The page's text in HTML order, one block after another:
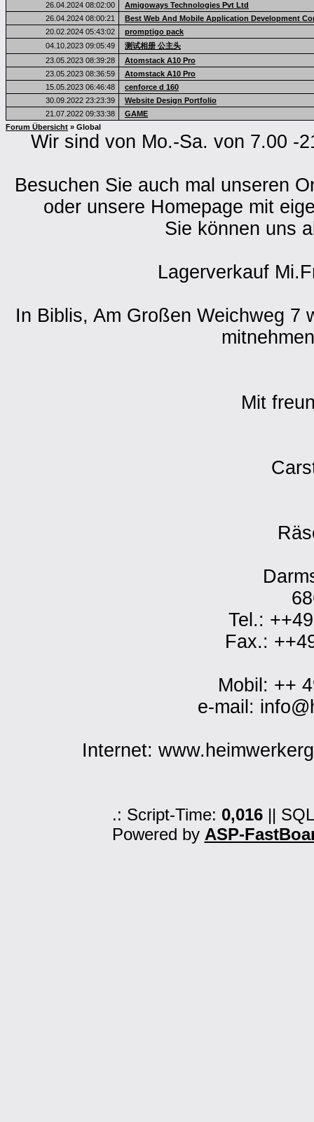
26.04.2024 08:02:00
Amigoways Technologies Pvt Ltd
26.04.2024 08:00:21
Best Web And Mobile Application Development
20.02.2024 05:43:02
promptigo pack
04.10.2023 09:05:49
测试相册 公主头
23.05.2023 08:39:28
Atomstack A10 Pro
23.05.2023 08:36:59
Atomstack A10 Pro
15.05.2023 06:46:48
cenforce d 160
30.09.2022 23:23:39
Website Design Portfolio
21.07.2022 09:33:38
GAME
Forum Übersicht » Global
Wir sind von Mo.-Sa. von 7.00 -
Besuchen Sie auch mal unseren
oder unsere Homepage mit
Sie können uns
Lagerverkauf
In Biblis, Am Großen Weichweg 7
Mit
Tel.:
Fax.:
Mobil: ++
e-mail:
Internet:
.: Script-Time: 0,016||
Powered by ASP-